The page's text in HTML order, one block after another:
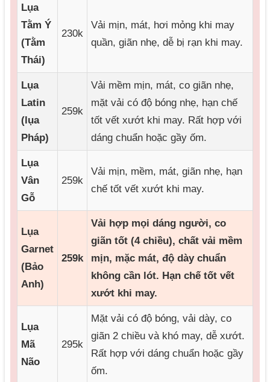
Lụa
Tằm Ý
(Tằm
Thái)
230k
Vải mịn, mát, hơi mỏng khi may
quần, giãn nhẹ, dễ bị rạn khi may.
Lụa
Latin
(lụa
Pháp)
259k
Vải mềm mịn, mát, co giãn nhẹ,
mặt vải có độ bóng nhẹ, hạn chế
tốt vết xướt khi may. Rất hợp với
dáng chuẩn hoặc gầy ốm.
Lụa
Vân
Gỗ
259k
Vải mịn, mềm, mát, giãn nhẹ, hạn
chế tốt vết xướt khi may.
Lụa
Garnet
(Bảo
Anh)
259k
Vải hợp mọi dáng người, co
giãn tốt (4 chiều), chất vải mềm
mịn, mặc mát, độ dày chuẩn
không cần lót. Hạn chế tốt vết
xướt khi may.
Lụa
Mã
Não
295k
Mặt vải có độ bóng, vải dày, co
giãn 2 chiều và khó may, dễ xướt.
Rất hợp với dáng chuẩn hoặc gầy
ốm.